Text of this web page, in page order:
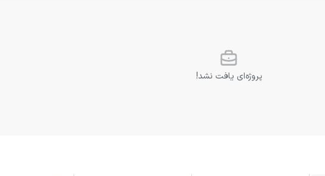
پروژه‌ای یافت نشد!